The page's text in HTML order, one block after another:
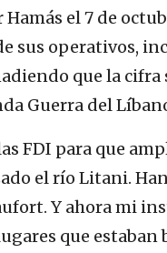
el 7 de
sus operativos,
que la
Guerra del
FDI para que
el río Litani.
Y ahora mi
que estaban